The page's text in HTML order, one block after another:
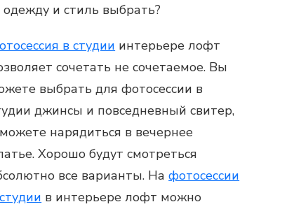
и стиль выбрать?
в студии интерьере лофт
сочетать не сочетаемое. Вы
выбрать дляфотосессии в
джинсы и повседневный свитер,
нарядиться в вечернее
Хорошо будут смотреться
все варианты. Нафотосессии
в интерьере лофт можно